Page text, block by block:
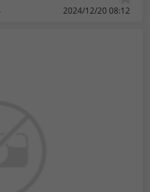
2024/12/20 08:12